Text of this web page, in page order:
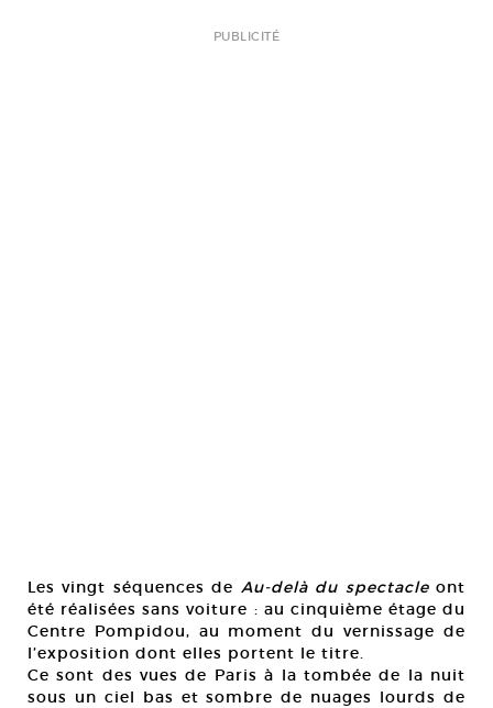
PUBLICITÉ
Les vingt séquences de Au-delà du spectacleont
été réalisées sans voiture : au cinquième étage du
Centre Pompidou, au moment du vernissage de
l’exposition dont elles portent le titre.
Ce sont des vues de Paris à la tombée de la nuit
sous un ciel bas et sombre de nuages lourds de